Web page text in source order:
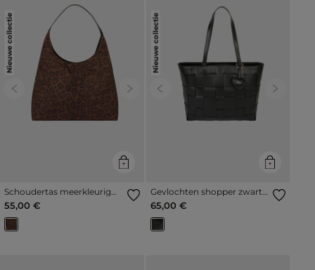
Nieuwe collectie
Previous Next
Schoudertas meerkleurig
55,00 €
Nieuwe collectie
Previous Next
Gevlochten shopper zwart
65,00 €